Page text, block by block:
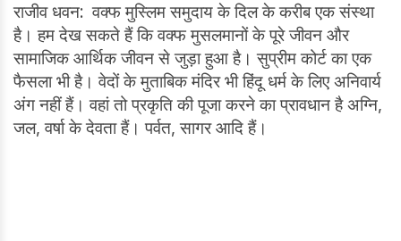
राजीव धवन: वक्फ मुस्लिम समुदाय के दिल के करीब एक संस्था
है। हम देख सकते हैं कि वक्फ मुसलमानों के पूरे जीवन और
सामाजिक आर्थिक जीवन से जुड़ा हुआ है। सुप्रीम कोर्ट का एक
फैसला भी है। वेदों के मुताबिक मंदिर भी हिंदू धर्म के लिए अनिवार्य
अंग नहीं हैं। वहां तो प्रकृति की पूजा करने का प्रावधान है अग्नि,
जल, वर्षा के देवता हैं। पर्वत, सागर आदि हैं।